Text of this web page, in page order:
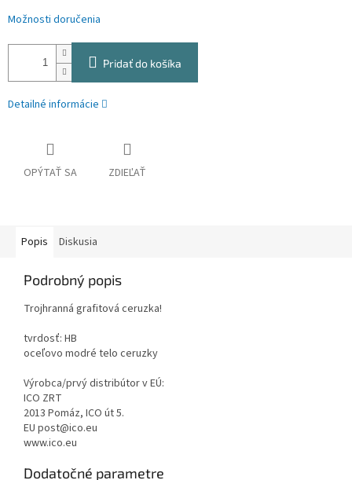
Možnosti doručenia
Pridať do košíka
Detailné informácie
OPÝTAŤ SA ZDIEĽAŤ
Popis Diskusia
Podrobný popis
Trojhranná grafitová ceruzka!
tvrdosť: HB
oceľovo modré telo ceruzky
Výrobca/prvý distribútor v EÚ:
ICO ZRT
2013 Pomáz, ICO út 5.
EU post@ico.eu
www.ico.eu
Dodatočné parametre